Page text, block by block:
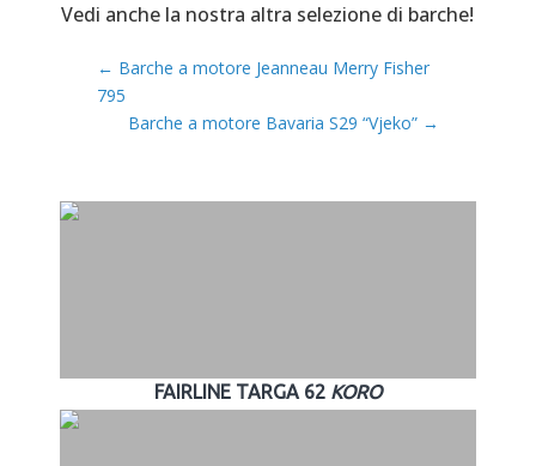
Vedi anche la nostra altra selezione di barche!
← Barche a motore Jeanneau Merry Fisher
795
Barche a motore Bavaria S29 “Vjeko” →
FAIRLINE TARGA 62 KORO